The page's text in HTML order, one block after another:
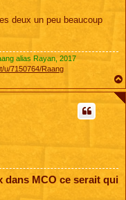
deux un peu beaucoup
alias Rayan, 2017
u/7150764/Raang
dans MCO ce serait qui